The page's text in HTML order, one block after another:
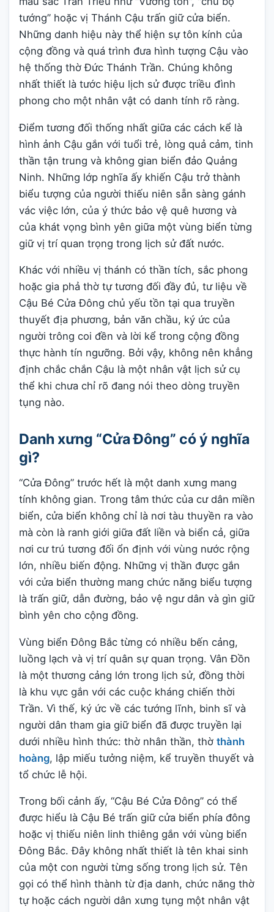
tướng” hoặc vị Thánh Cậu trấn giữ cửa biển.
Những danh hiệu này thể hiện sự tôn kính của
cộng đồng và quá trình đưa hình tượng Cậu vào
hệ thống thờ Đức Thánh Trần. Chúng không
nhất thiết là tước hiệu lịch sử được triều đình
phong cho một nhân vật có danh tính rõ ràng.
Điểm tương đối thống nhất giữa các cách kể là
hình ảnh Cậu gắn với tuổi trẻ, lòng quả cảm, tinh
thần tận trung và không gian biển đảo Quảng
Ninh. Những lớp nghĩa ấy khiến Cậu trở thành
biểu tượng của người thiếu niên sẵn sàng gánh
vác việc lớn, của ý thức bảo vệ quê hương và
của khát vọng bình yên giữa một vùng biển từng
giữ vị trí quan trọng trong lịch sử đất nước.
Khác với nhiều vị thánh có thần tích, sắc phong
hoặc gia phả thờ tự tương đối đầy đủ, tư liệu về
Cậu Bé Cửa Đông chủ yếu tồn tại qua truyền
thuyết địa phương, bản văn chầu, ký ức của
người trông coi đền và lời kể trong cộng đồng
thực hành tín ngưỡng. Bởi vậy, không nên khẳng
định chắc chắn Cậu là một nhân vật lịch sử cụ
thể khi chưa chỉ rõ đang nói theo dòng truyền
tụng nào.
Danh xưng “Cửa Đông” có ý nghĩa
gì?
“Cửa Đông” trước hết là một danh xưng mang
tính không gian. Trong tâm thức của cư dân miền
biển, cửa biển không chỉ là nơi tàu thuyền ra vào
mà còn là ranh giới giữa đất liền và biển cả, giữa
nơi cư trú tương đối ổn định với vùng nước rộng
lớn, nhiều biến động. Những vị thần được gắn
với cửa biển thường mang chức năng biểu tượng
là trấn giữ, dẫn đường, bảo vệ ngư dân và gìn giữ
bình yên cho cộng đồng.
Vùng biển Đông Bắc từng có nhiều bến cảng,
luồng lạch và vị trí quân sự quan trọng. Vân Đồn
là một thương cảng lớn trong lịch sử, đồng thời
là khu vực gắn với các cuộc kháng chiến thời
Trần. Vì thế, ký ức về các tướng lĩnh, binh sĩ và
người dân tham gia giữ biển đã được truyền lại
dưới nhiều hình thức: thờ nhân thần, thờ thành
hoàng, lập miếu tưởng niệm, kể truyền thuyết và
tổ chức lễ hội.
Trong bối cảnh ấy, “Cậu Bé Cửa Đông” có thể
được hiểu là Cậu Bé trấn giữ cửa biển phía đông
hoặc vị thiếu niên linh thiêng gắn với vùng biển
Đông Bắc. Đây không nhất thiết là tên khai sinh
của một con người từng sống trong lịch sử. Tên
gọi có thể hình thành từ địa danh, chức năng thờ
tự hoặc cách người dân xưng tụng một nhân vật